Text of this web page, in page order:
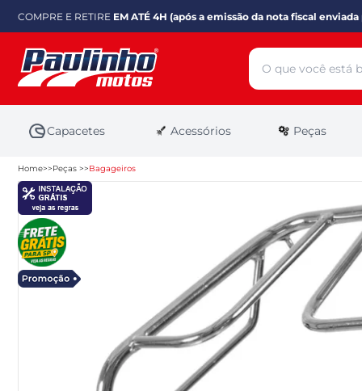
COMPRE E RETIRE EM ATÉ 4H (após a emissão da nota fiscal
Capacetes Acessórios Peças
Home Peças Bagageiros